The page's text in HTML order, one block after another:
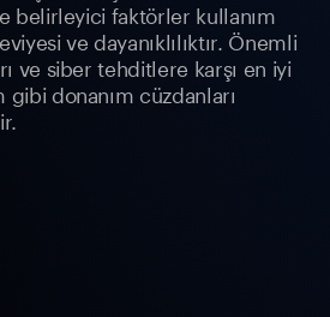
belirleyici faktörler kullanım
ve dayanıklılıktır. Önemli
ve siber tehditlere karşı en iyi
donanım cüzdanları